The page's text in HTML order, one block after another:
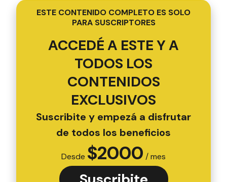
ESTE CONTENIDO COMPLETO ES SOLO
PARA SUSCRIPTORES
ACCEDÉ A ESTE Y A
TODOS LOS
CONTENIDOS
EXCLUSIVOS
Suscribite y empezá a disfrutar
de todos los beneficios
Desde $2000 / mes